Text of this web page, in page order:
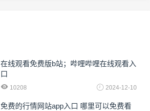
在线观看免费版b站；哔哩哔哩在线观看入
口
10208 2024-12-10
免费的行情网站app入口 哪里可以免费看